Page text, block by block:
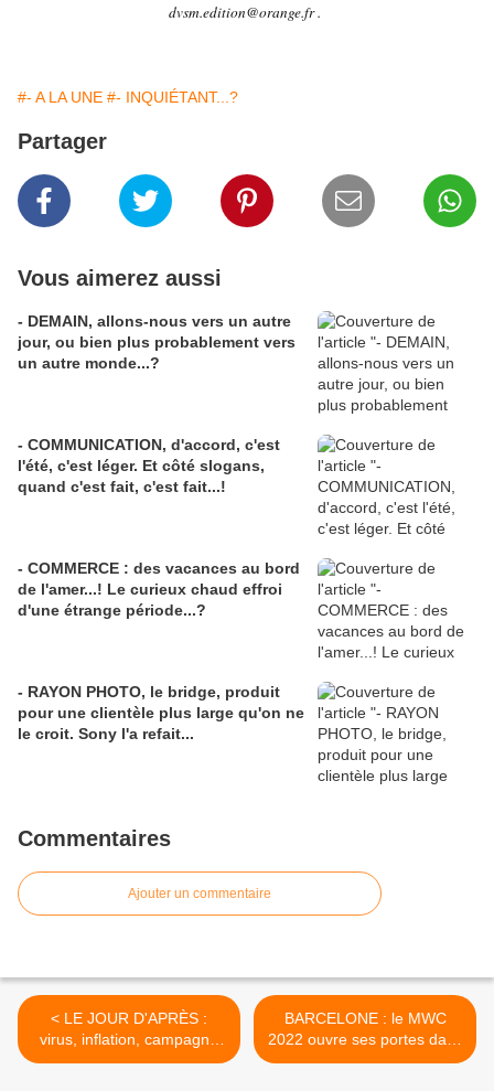
dvsm.edition@orange.fr .
#- A LA UNE #- INQUIÉTANT...?
Partager
Vous aimerez aussi
- DEMAIN, allons-nous vers un autre
jour, ou bien plus probablement vers
un autre monde...?
- COMMUNICATION, d'accord, c'est
l'été, c'est léger. Et côté slogans,
quand c'est fait, c'est fait...!
- COMMERCE : des vacances au bord
de l'amer...! Le curieux chaud effroi
d'une étrange période...?
- RAYON PHOTO, le bridge, produit
pour une clientèle plus large qu'on ne
le croit. Sony l'a refait...
Commentaires
Ajouter un commentaire
< LE JOUR D'APRÈS :
virus, inflation, campagne
présidentielle... Une
BARCELONE : le MWC
2022 ouvre ses portes dans
une ambiance pour le